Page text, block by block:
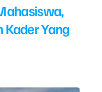
Yang